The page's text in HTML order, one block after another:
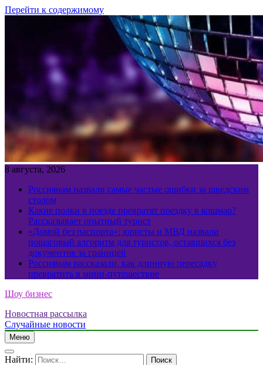
Перейти к содержимому
8 августа, 2026
Россиянам назвали самые частые ошибки за шведским
столом
Какие полки в поезде превратят поездку в кошмар?
Рассказывает опытный турист
«Домой без паспорта»: юристы и МВД назвали
пошаговый алгоритм для туристов, оставшихся без
документов за границей
Россиянам рассказали, как длинную пересадку
превратить в мини-путешествие
Шоу бизнес
Новостная рассылка
Случайные новости
Меню
Найти: